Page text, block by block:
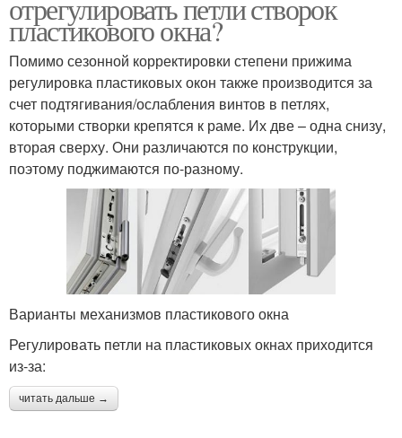
отрегулировать петли створок
пластикового окна?
Помимо сезонной корректировки степени прижима
регулировка пластиковых окон также производится за
счет подтягивания/ослабления винтов в петлях,
которыми створки крепятся к раме. Их две – одна снизу,
вторая сверху. Они различаются по конструкции,
поэтому поджимаются по-разному.
Варианты механизмов пластикового окна
Регулировать петли на пластиковых окнах приходится
из-за:
читать дальше →